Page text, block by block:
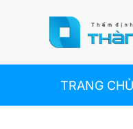
Skip to main
TRANG CHỦ